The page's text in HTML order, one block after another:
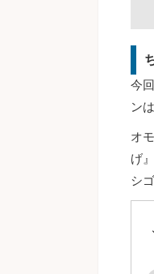
今
ン
オ
げ
シ